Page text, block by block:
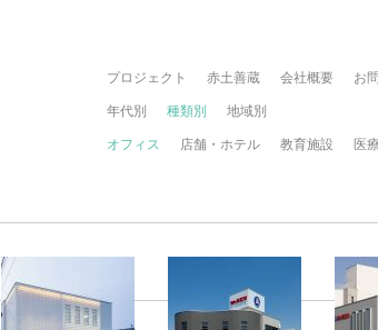
プロジェクト 赤土善蔵 会社概要 お
年代別 種類別 地域別
オフィス 店舗・ホテル 教育施設 医